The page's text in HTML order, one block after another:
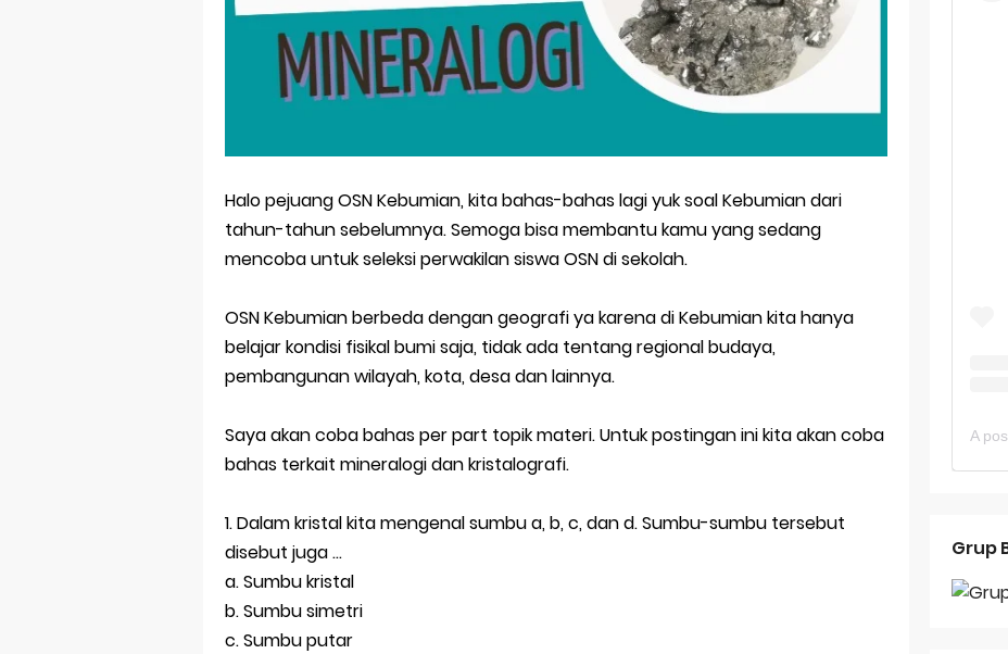
Latihan Soal TKA Geografi 2025 Topik Analisa Informasi Geospasial
STOP Belajar Geografi Pakai Cara Lama! 😤 TKA 2025 Beda Level. Kuasai 150 Bank
Menjadi Pengajar Jaman Sekarang Makin Berat
Latihan Prediksi Soal OSK Geografi 2026 Part Geografi Ekonomi
Halo pejuang OSN Kebumian, kita bahas-bahas lagi yuk soal Kebumian dari
tahun-tahun sebelumnya. Semoga bisa membantu kamu yang sedang
mencoba untuk seleksi perwakilan siswa OSN di sekolah.
OSN Kebumian berbeda dengan geografi ya karena di Kebumian kita hanya
belajar kondisi fisikal bumi saja, tidak ada tentang regional budaya,
pembangunan wilayah, kota, desa dan lainnya.
Saya akan coba bahas per part topik materi. Untuk postingan ini kita akan coba
bahas terkait mineralogi dan kristalografi.
1. Dalam kristal kita mengenal sumbu a, b, c, dan d. Sumbu-sumbu tersebut
disebut juga …
a. Sumbu kristal
b. Sumbu simetri
c. Sumbu putar
Grup